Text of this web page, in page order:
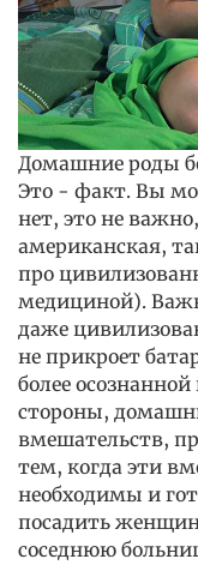
Домашние роды
Это - факт. Вы
нет, это не
американская,
про
медициной).
даже
не прикроет
более
стороны,
вмешательств,
тем, когда эти
необходимы и
посадить
соседнюю